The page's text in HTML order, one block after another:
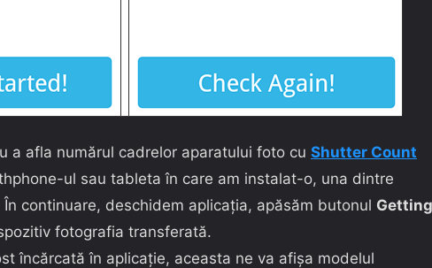
a afla numărul cadrelor aparatului foto cu Shutter Count
ul sau tableta în care am instalat-o, una dintre
continuare, deschidem aplicația, apăsăm butonul Getting
fotografia transferată.
încărcată în aplicație, aceasta ne va afișa modelul